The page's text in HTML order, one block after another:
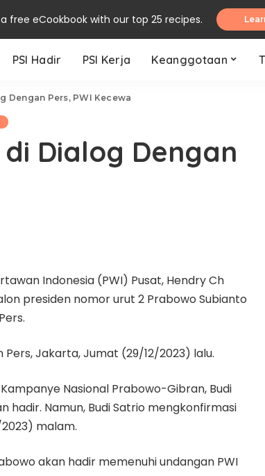
free eCookbook with our top 25 recipes.
PSI Hadir PSI Kerja Keanggotaan
Dengan Pers, PWI Kecewa
Dialog Dengan
Indonesia (PWI) Pusat, Hendry Ch
presiden nomor urut 2 Prabowo Subianto
Jakarta, Jumat (29/12/2023) lalu.
Nasional Prabowo-Gibran, Budi
hadir. Namun, Budi Satrio mengkonfirmasi
malam.
akan hadir memenuhi undangan PWI